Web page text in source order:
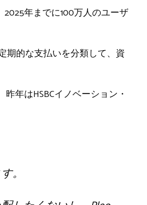
年までに100万人のユーザ
期的な支払いを分類して、資
年はHSBCイノベーション・
。